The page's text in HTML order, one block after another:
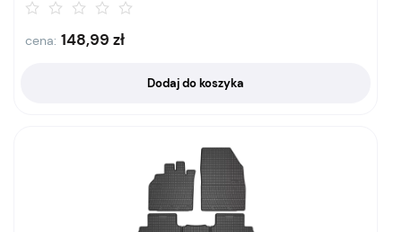
cena: 148,99 zł
Dodaj do koszyka